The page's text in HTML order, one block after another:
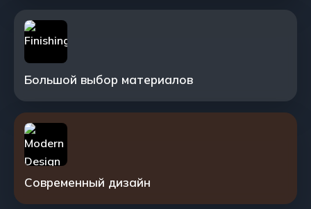
Большой выбор материалов
Современный дизайн